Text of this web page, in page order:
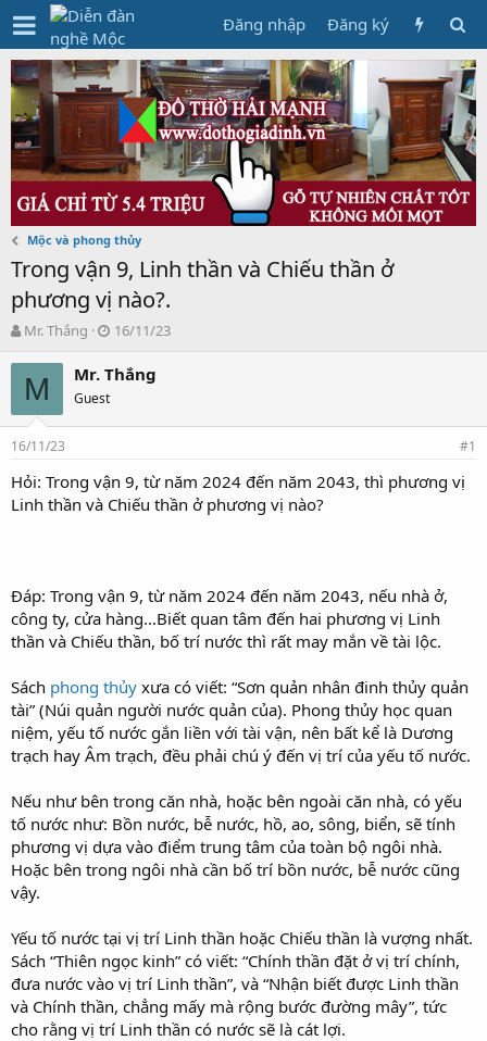
Đăng nhập Đăng ký
Mộc và phong thủy
Trong vận 9, Linh thần và Chiếu thần ở
phương vị nào?.
T
r
e
d
s
a
r
Mr. Thắng
N
à
ử
16/11/23
M Mr. Thắng
Guest
16/11/23 #1
Hỏi: Trong vận 9, từ năm 2024 đến năm 2043, thì phương vị
Linh thần và Chiếu thần ở phương vị nào?
Đáp: Trong vận 9, từ năm 2024 đến năm 2043, nếu nhà ở,
công ty, cửa hàng…Biết quan tâm đến hai phương vị Linh
thần và Chiếu thần, bố trí nước thì rất may mắn về tài lộc.
Sách phong thủy xưa có viết: “Sơn quản nhân đinh thủy quản
tài” (Núi quản người nước quản của). Phong thủy học quan
niệm, yếu tố nước gắn liền với tài vận, nên bất kể là Dương
trạch hay Âm trạch, đều phải chú ý đến vị trí của yếu tố nước.
Nếu như bên trong căn nhà, hoặc bên ngoài căn nhà, có yếu
tố nước như: Bồn nước, bễ nước, hồ, ao, sông, biển, sẽ tính
phương vị dựa vào điểm trung tâm của toàn bộ ngôi nhà.
Hoặc bên trong ngôi nhà cần bố trí bồn nước, bễ nước cũng
vậy.
Yếu tố nước tại vị trí Linh thần hoặc Chiếu thần là vượng nhất.
Sách “Thiên ngọc kinh” có viết: “Chính thần đặt ở vị trí chính,
đưa nước vào vị trí Linh thần”, và “Nhận biết được Linh thần
và Chính thần, chẳng mấy mà rộng bước đường mây”, tức
cho rằng vị trí Linh thần có nước sẽ là cát lợi.